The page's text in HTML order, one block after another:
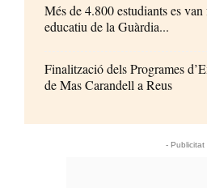
Més de 4.800 estudiants es
educatiu de la Guàrdia...
Finalització dels Programes
de Mas Carandell a Reus
- Publicitat